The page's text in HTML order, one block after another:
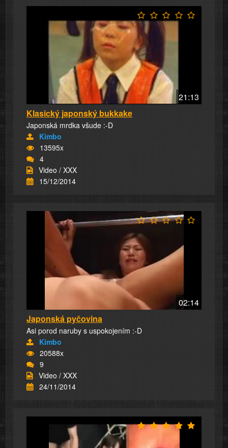
21:13
Klasický japonský bukkake
Japonská mrdka všude :-D
Kimbo
13595x
4
Video / XXX
15/12/2014
02:14
Japonská pyčovina
Asi porod naruby s uspokojením :-D
Kimbo
20588x
9
Video / XXX
24/11/2014